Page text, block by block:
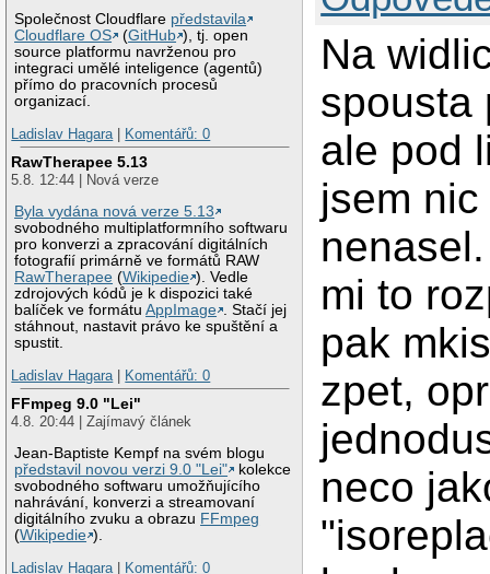
Společnost Cloudflare představila
Cloudflare OS
(GitHub ), tj. open
source platformu navrženou pro
integraci umělé inteligence (agentů)
přímo do pracovních procesů
organizací.
Ladislav Hagara
Komentářů: 0
RawTherapee 5.13
5.8. 12:44 | Nová verze
Byla vydána nová verze 5.13
svobodného multiplatformního softwaru
pro konverzi a zpracování digitálních
fotografií primárně ve formátů RAW
RawTherapee (Wikipedie ). Vedle
zdrojových kódů je k dispozici také
balíček ve formátuAppImage . Stačí jej
stáhnout, nastavit právo ke spuštění a
spustit.
Ladislav Hagara
Komentářů: 0
FFmpeg 9.0 "Lei"
4.8. 20:44 | Zajímavý článek
Jean-Baptiste Kempf na svém blogu
představil novou verzi 9.0 "Lei"
kolekce
svobodného softwaru umožňujícího
nahrávání, konverzi a streamovaní
digitálního zvuku a obrazu FFmpeg
(Wikipedie ).
Ladislav Hagara
Komentářů: 0
Na
spousta
ale pod
jsem
mi to
pak
zpet,
neco